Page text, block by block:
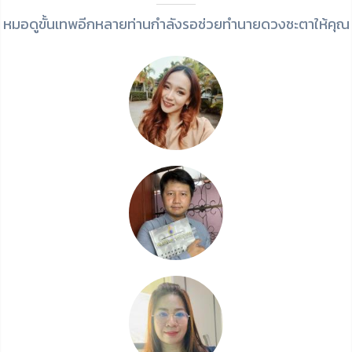
หมอดูขั้นเทพอีกหลายท่านกำลังรอช่วยทำนายดวงชะตาให้คุณ